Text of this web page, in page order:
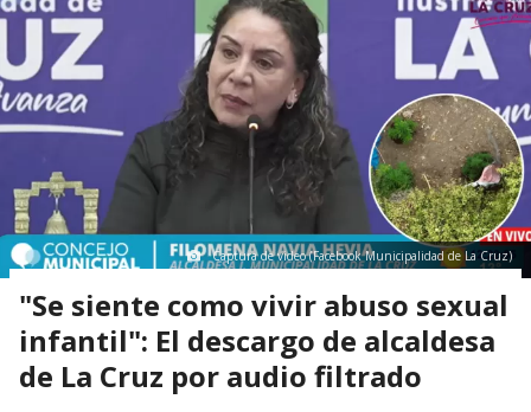
Captura de video (Facebook Municipalidad de La Cruz)
"Se siente como vivir abuso sexual
infantil": El descargo de alcaldesa
de La Cruz por audio filtrado